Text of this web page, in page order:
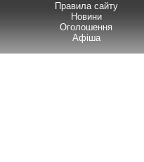
Правила сайту
Новини
Оголошення
Афіша